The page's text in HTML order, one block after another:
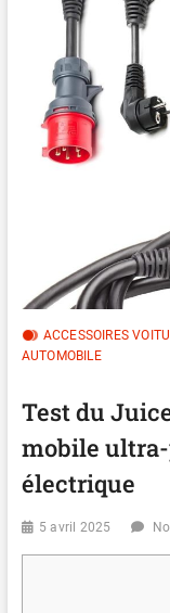
ACCESSOIRES
AUTOMOBILE
Test du
mobile
électrique
5 avril 2025